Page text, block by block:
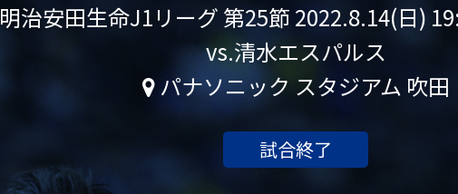
明治安田生命J1リーグ 第25節 2022.8.14(日)
vs.清水エスパルス
パナソニック スタジアム 吹田
試合終了